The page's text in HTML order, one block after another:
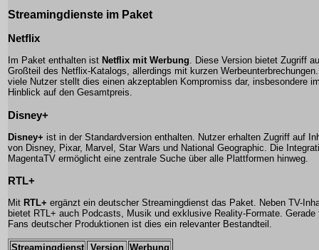
Streamingdienste im Paket
Netflix
Im Paket enthalten ist Netflix mit Werbung. Diese Version bietet Zugriff
Großteil des Netflix-Katalogs, allerdings mit kurzen
viele Nutzer stellt dies einen akzeptablen Kompromiss dar, insbesondere
Hinblick auf den Gesamtpreis.
Disney+
Disney+ ist in der Standardversion enthalten. Nutzer erhalten Zugriff auf
von Disney, Pixar, Marvel, Star Wars und National Geographic. Die
MagentaTV ermöglicht eine zentrale Suche über alle Plattformen hinweg.
RTL+
Mit RTL+ ergänzt ein deutscher Streamingdienst das Paket. Neben TV-
bietet RTL+ auch Podcasts, Musik und exklusive Reality-Formate. Gerade
Fans deutscher Produktionen ist dies ein relevanter Bestandteil.
Streamingdienst Version Werbung